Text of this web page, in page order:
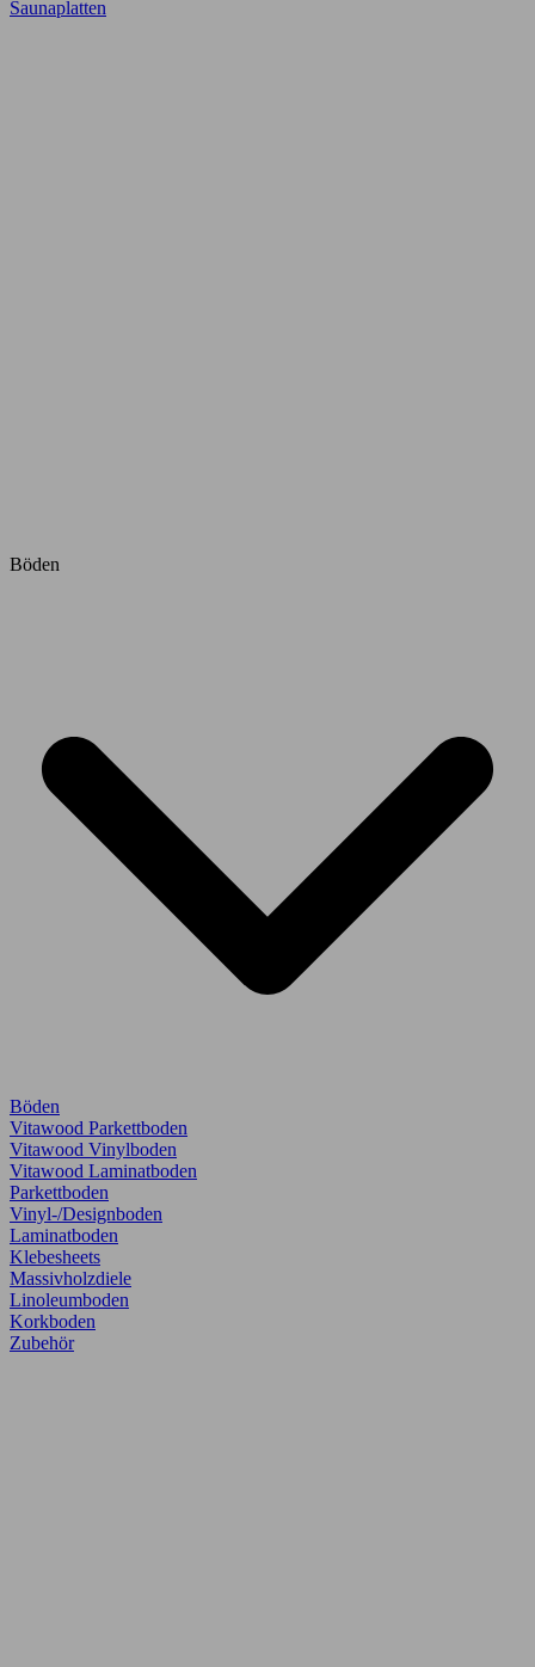
Saunaplatten
Böden
Böden
Vitawood Parkettboden
Vitawood Vinylboden
Vitawood Laminatboden
Parkettboden
Vinyl-/Designboden
Laminatboden
Klebesheets
Massivholzdiele
Linoleumboden
Korkboden
Zubehör